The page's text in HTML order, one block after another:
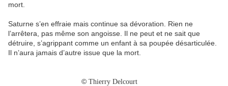
mort.
Saturne s’en effraie mais continue sa dévoration. Rien ne
l’arrêtera, pas même son angoisse. Il ne peut et ne sait que
détruire, s’agrippant comme un enfant à sa poupée désarticulée.
Il n’aura jamais d’autre issue que la mort.
© Thierry Delcourt